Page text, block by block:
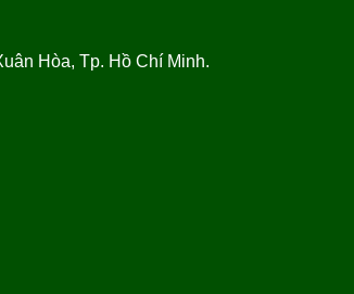
Hòa, Tp. Hồ Chí Minh.